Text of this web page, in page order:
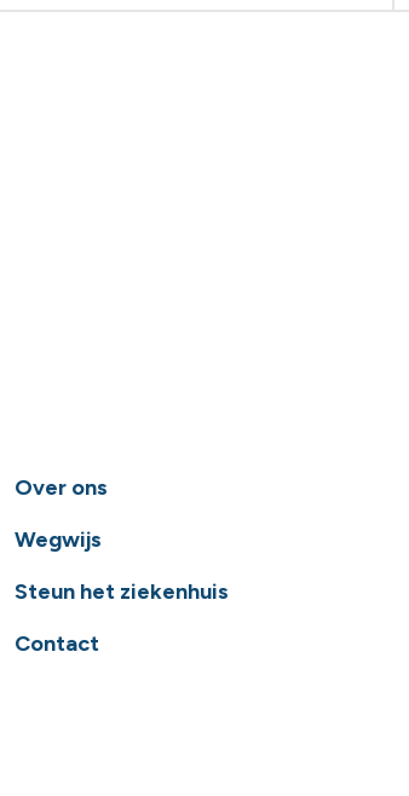
Over ons
Wegwijs
Steun het ziekenhuis
Contact